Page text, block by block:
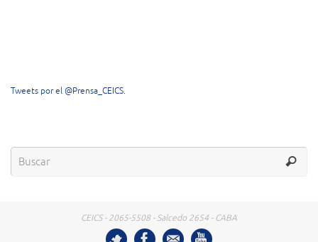
Tweets por el @Prensa_CEICS.
CEICS - 2065-5508 - Salcedo 2654 - CABA